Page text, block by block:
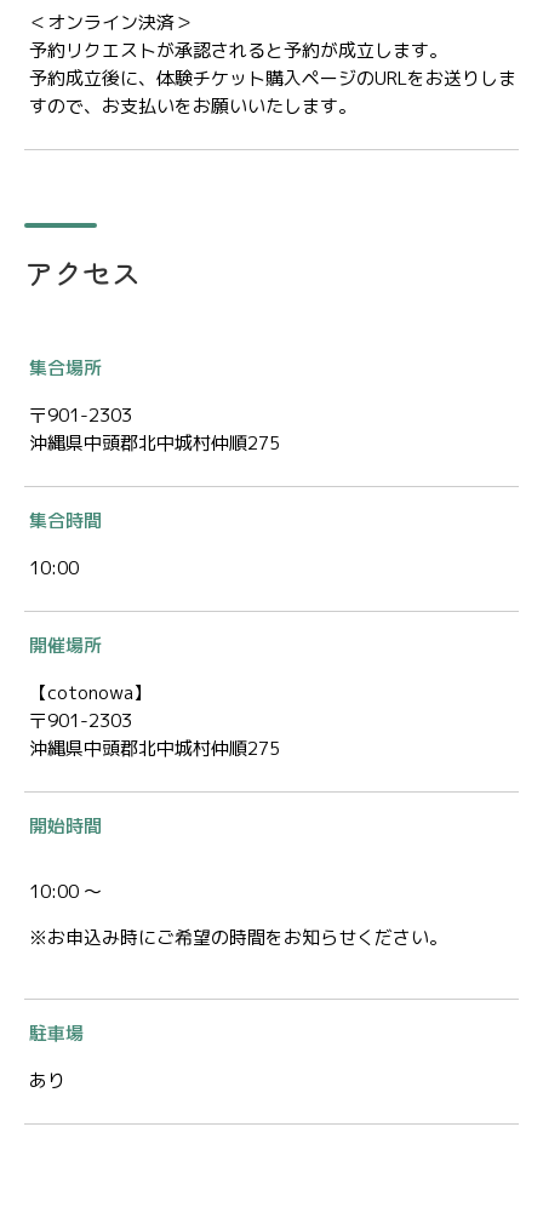
＜オンライン決済＞
予約リクエストが承認されると予約が成立します。
予約成立後に、体験チケット購入ページのURLをお送りしま
すので、お支払いをお願いいたします。
アクセス
集合場所
〒901-2303
沖縄県中頭郡北中城村仲順275
集合時間
10:00
開催場所
【cotonowa】
〒901-2303
沖縄県中頭郡北中城村仲順275
開始時間
10:00 ～
※お申込み時にご希望の時間をお知らせください。
駐車場
あり